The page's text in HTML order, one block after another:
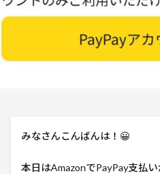
みなさんこんばんは！😀
本日はAmazonでPayPay支払